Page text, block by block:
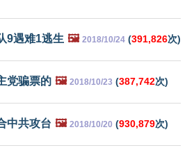
9遇难1逃生 🖼️ 2018/10/24 (391,826次)
党骗票的 🖼️ 2018/10/23 (387,742次)
中共攻台 🖼️ 2018/10/20 (930,879次)